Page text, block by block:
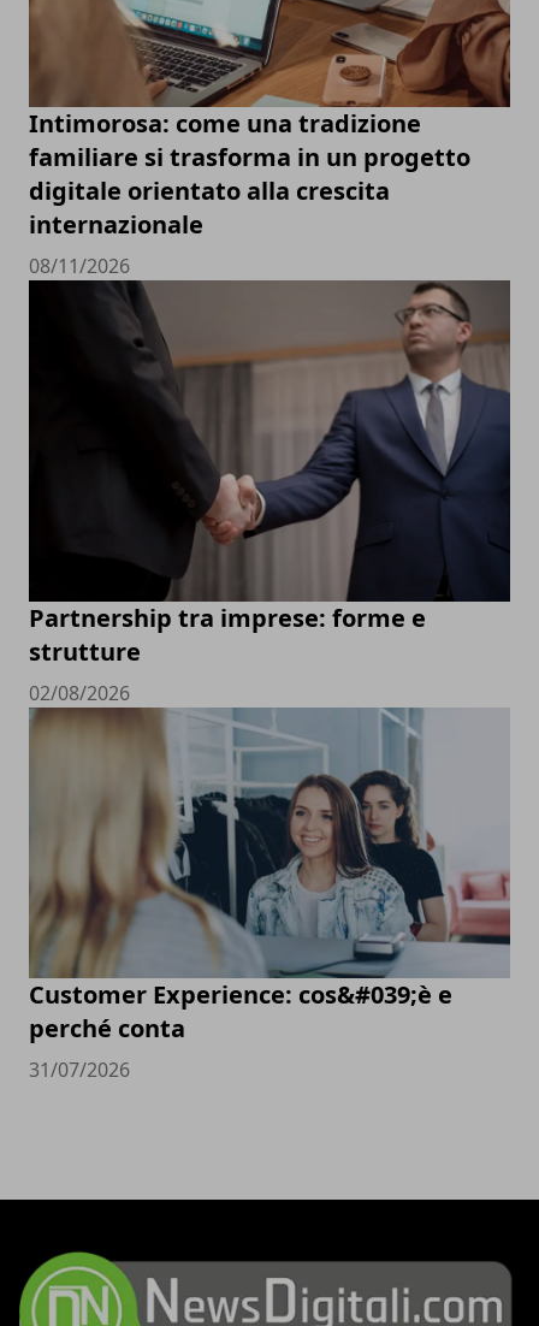
Intimorosa: come una tradizione
familiare si trasforma in un progetto
digitale orientato alla crescita
internazionale
08/11/2026
Partnership tra imprese: forme e
strutture
02/08/2026
Customer Experience: cos&#039;è e
perché conta
31/07/2026